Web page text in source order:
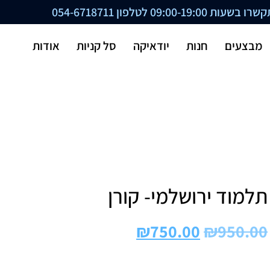
09:00-19:00 לטלפון 054-6718711
מבצעים חנות יודאיקה סל קניות אודות
תלמוד ירושלמי- קורן
₪950.00
₪750.00